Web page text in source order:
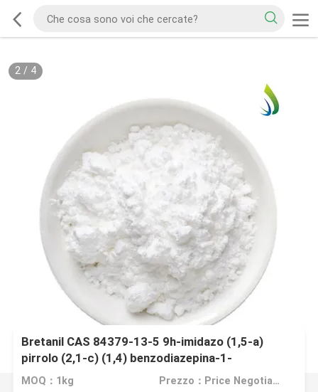
2/ 4
Bretanil CAS 84379-13-5 9h-imidazo (1,5-a)
pirrolo (2,1-c) (1,4) benzodiazepina-1-
carbossilicicido,11,12,13,
MOQ：1kg Prezzo：Price Negotiable